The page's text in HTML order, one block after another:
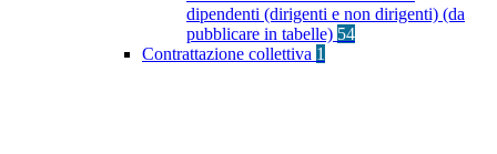
dipendenti (dirigenti e non dirigenti) (da
pubblicare in tabelle) 54
Contrattazione collettiva 1